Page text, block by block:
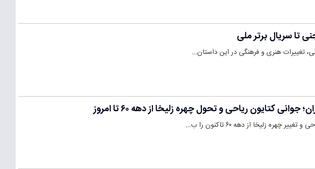
تا سریال برتر ملی
تغییرات هنری و فرهنگی در این داستان…
کتایون ریاحی و تحول چهره زلیخا از دهه ۶۰ تا امروز
زلیخا از دهه ۶۰ تاکنون را ب…